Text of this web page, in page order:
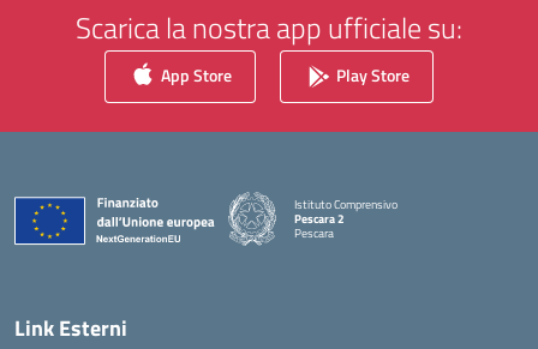
Scarica la nostra app ufficiale su:
App Store Play Store
Istituto Comprensivo
Pescara 2
Pescara
Link Esterni